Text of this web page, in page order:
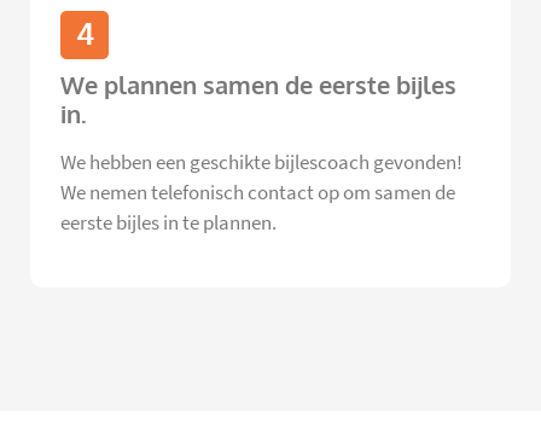
4
We plannen samen de eerste bijles
in.
We hebben een geschikte bijlescoach gevonden!
We nemen telefonisch contact op om samen de
eerste bijles in te plannen.